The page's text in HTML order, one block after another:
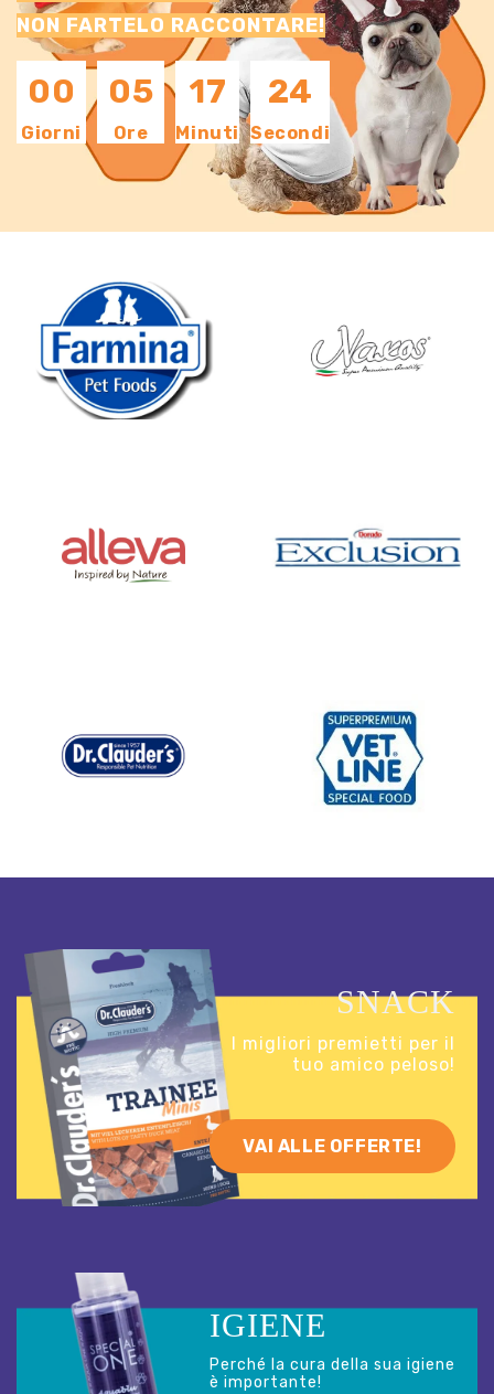
NON FARTELO RACCONTARE!
00
Giorni
05
Ore
17
Minuti
24
Secondi
SNACK
I migliori premietti per il
tuo amico peloso!
VAI ALLE OFFERTE!
IGIENE
Perché la cura della sua igiene
è importante!